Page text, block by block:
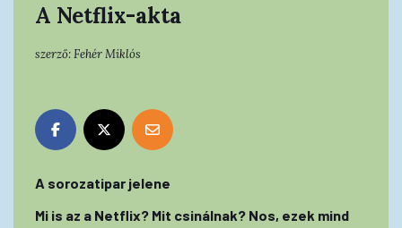
A Netflix-akta
szerző:Fehér Miklós
A sorozatipar jelene
Mi is az a Netflix? Mit csinálnak? Nos, ezek mind